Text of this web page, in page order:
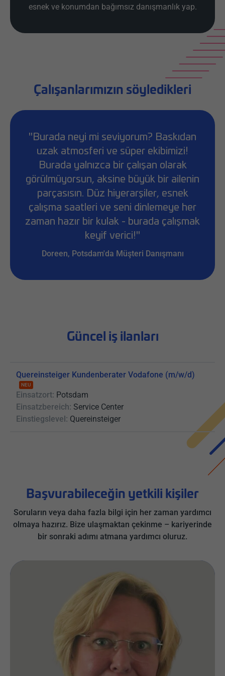
esnek ve konumdan bağımsız danışmanlık yap.
Çalışanlarımızın söyledikleri
"Burada neyi mi seviyorum? Baskıdan
uzak atmosferi ve süper ekibimizi!
Burada yalnızca bir çalışan olarak
görülmüyorsun, aksine büyük bir ailenin
parçasısın. Düz hiyerarşiler, esnek
çalışma saatleri ve seni dinlemeye her
zaman hazır bir kulak - burada çalışmak
keyif verici!"
Doreen, Potsdam'da Müşteri Danışmanı
Güncel iş ilanları
Quereinsteiger Kundenberater Vodafone (m/w/d)
NEU
Einsatzort: Potsdam
Einsatzbereich: Service Center
Einstiegslevel: Quereinsteiger
Başvurabileceğin yetkili kişiler
Soruların veya daha fazla bilgi için her zaman yardımcı
olmaya hazırız. Bize ulaşmaktan çekinme – kariyerinde
bir sonraki adımı atmana yardımcı oluruz.